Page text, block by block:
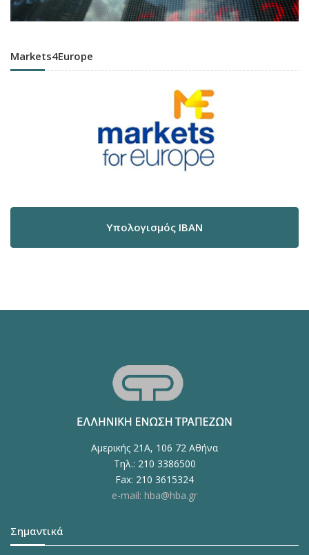
Markets4Europe
Υπολογισμός IBAN
Αμερικής 21Α, 106 72 Αθήνα
Τηλ.: 210 3386500
Fax: 210 3615324
e-mail: hba@hba.gr
Σημαντικά